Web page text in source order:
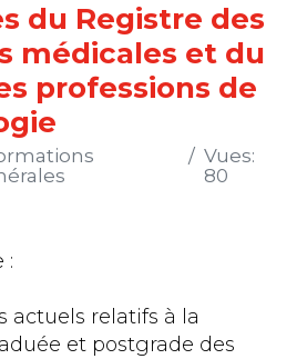
du Registre des
médicales et du
professions de
Vues:
80
:
actuels relatifs à la
et postgrade des